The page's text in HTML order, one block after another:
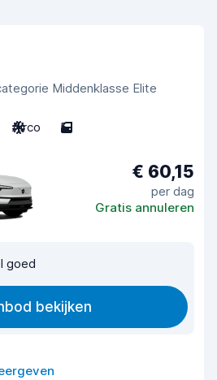
Middenklasse Elite
Airco 5
€ 60,15
per dag
Gratis annuleren
goed
bekijken